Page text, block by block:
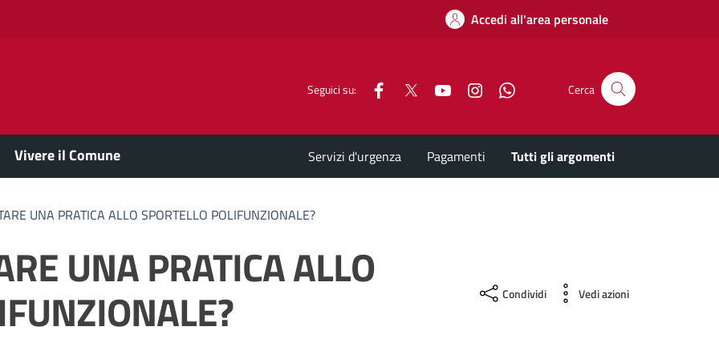
Accedi all'area personale
Seguici su: Facebook YouTubeInstagramWhatsappCerca
Vivere il Comune Servizi d'urgenza Pagamenti Tutti gli argomenti
UNA PRATICA ALLO SPORTELLO POLIFUNZIONALE?
UNA PRATICA ALLO Condividi Vedi azioni